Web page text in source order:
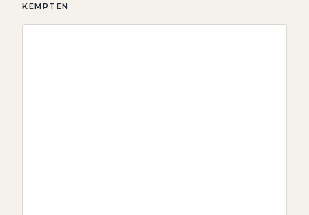
KEMPTEN